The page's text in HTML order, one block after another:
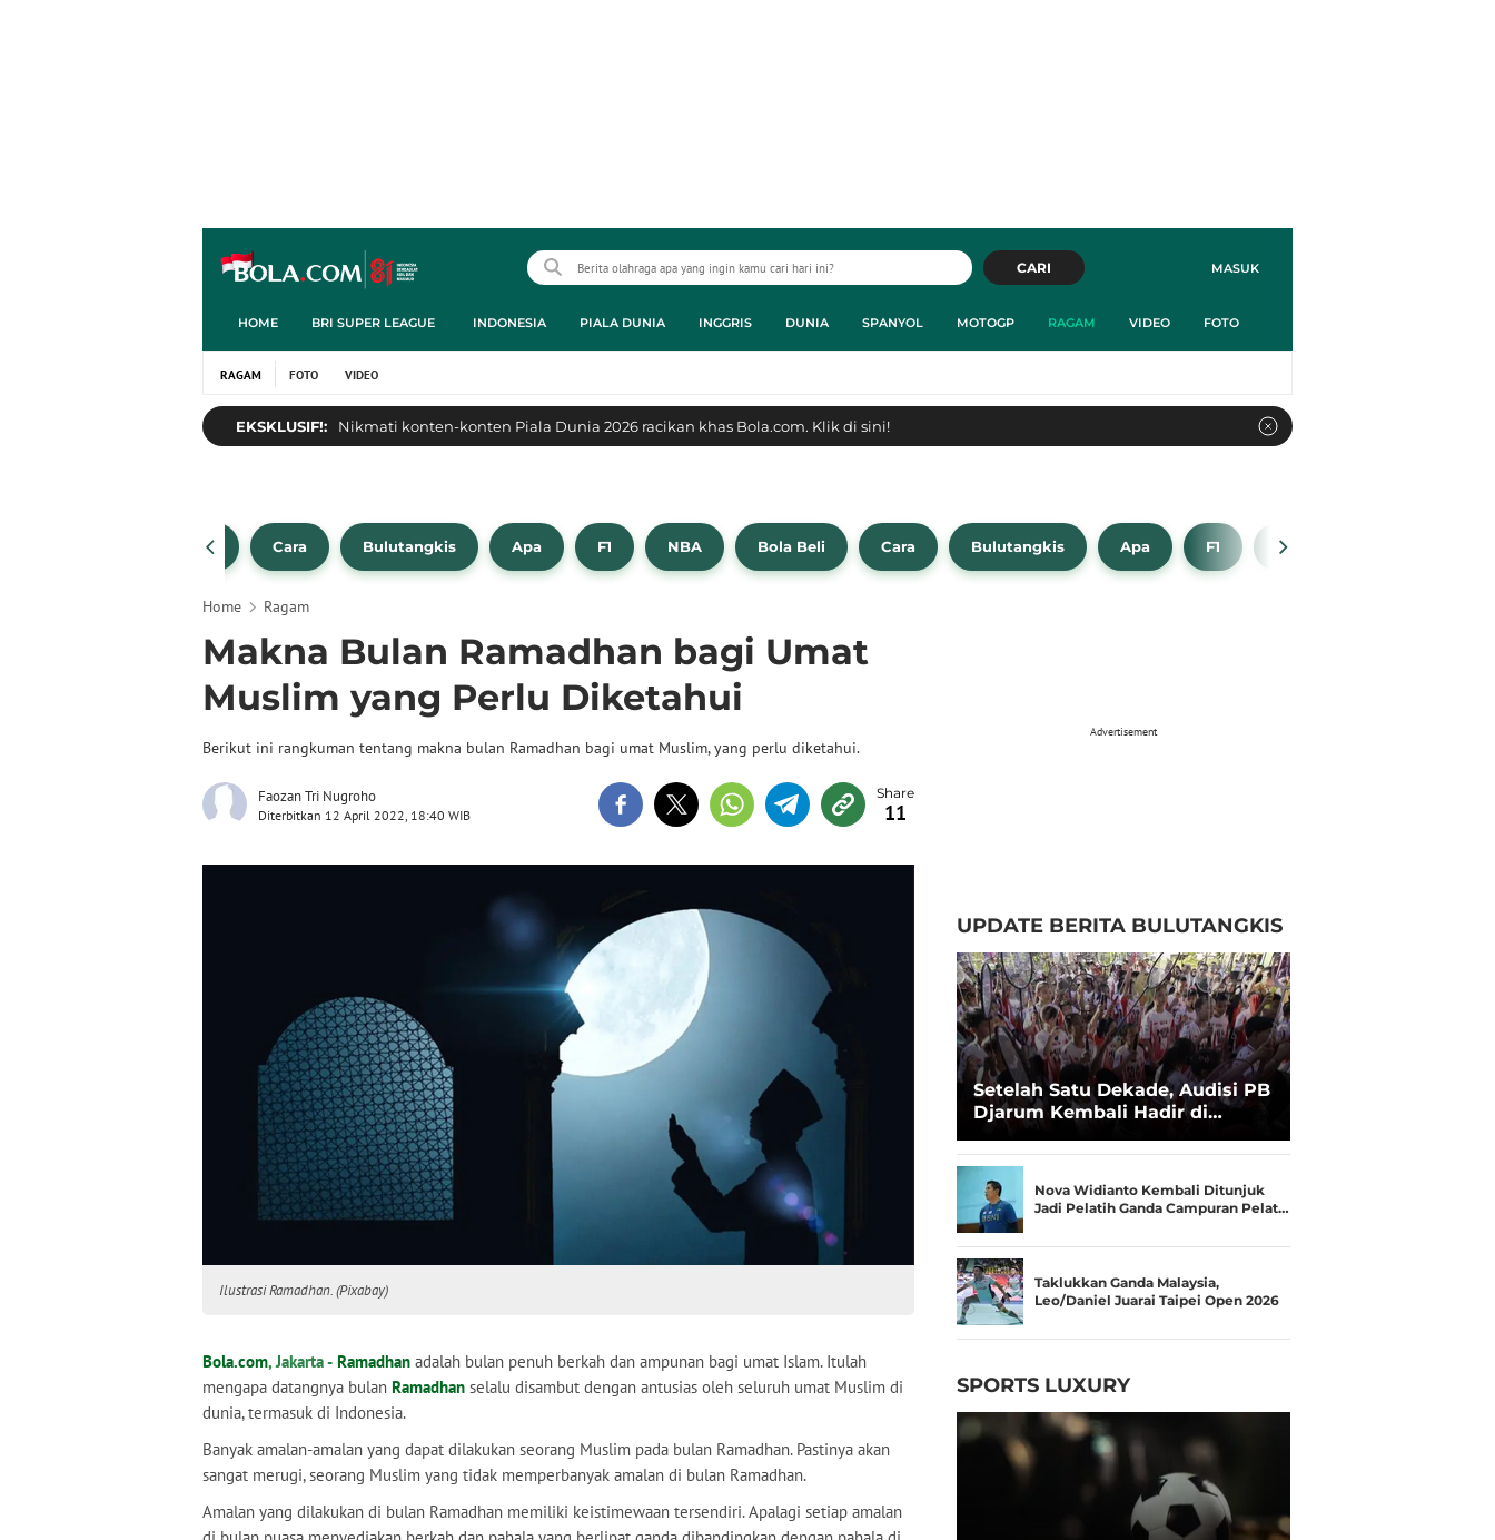
MASUK
CARI
HOME BRI SUPER LEAGUE INDONESIA PIALA DUNIA INGGRIS DUNIA SPANYOL MOTOGP RAGAM VIDEO FOTO
RAGAM FOTO VIDEO
EKSKLUSIF!: Nikmati konten-konten Piala Dunia 2026 racikan khas Bola.com. Klik di sini!
Bola Beli Cara Bulutangkis Apa F1 NBA Bola Beli Cara Bulutangkis Apa F1 NBA
Home Ragam
Makna Bulan Ramadhan bagi Umat
Muslim yang Perlu Diketahui
Berikut ini rangkuman tentang makna bulan Ramadhan bagi umat Muslim, yang perlu diketahui.
Faozan Tri Nugroho
Diterbitkan 12 April 2022, 18:40 WIB 11
Ilustrasi Ramadhan. (Pixabay)
Bola.com, Jakarta - Ramadhan adalah bulan penuh berkah dan ampunan bagi umat Islam. Itulah
mengapa datangnya bulan Ramadhan selalu disambut dengan antusias oleh seluruh umat Muslim di
dunia, termasuk di Indonesia.
Banyak amalan-amalan yang dapat dilakukan seorang Muslim pada bulan Ramadhan. Pastinya akan
sangat merugi, seorang Muslim yang tidak memperbanyak amalan di bulan Ramadhan.
Amalan yang dilakukan di bulan Ramadhan memiliki keistimewaan tersendiri. Apalagi setiap amalan
Advertisement
UPDATE BERITA BULUTANGKIS
Setelah Satu Dekade, Audisi PB
Djarum Kembali Hadir di
Talenta Super
Nova Widianto Kembali Ditunjuk
Jadi Pelatih Ganda Campuran Pelat…
Taklukkan Ganda Malaysia,
Leo/Daniel Juarai Taipei Open 2026
SPORTS LUXURY